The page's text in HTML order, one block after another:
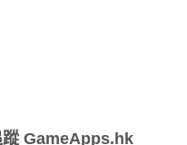
蹤 GameApps.hk